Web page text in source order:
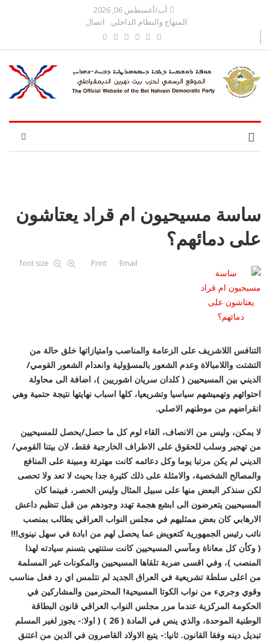
آب/أغسطس 06, 2026
المنهاج والنظام الداخلي
اتصال
ساسة مسيحيون ام قراد يعتاشون
على دمائهم؟
font size Print Email
التنافس اللاشريف على الزعامة والمناصب وامتيازاتها خلق حالة من
التشتت واللامبالاة وعدم الشعور بالمسؤولية وانعدام الشعور القومي/
الديني بين المسيحيين ( كلدان سريان اشوريين )، اضافة الى محاولة
احتوائهم وتهميشهم سياسيا وتشريعيا، كلها اسباب نهايتها نتيجة حتمية وهي
انقراضهم من موطنهم الاصلي.
لا يمكن، وليس من الانصاف، القاء لوم كل ما حصل/يحصل للمسيحيين
من تهجير وسلب للحقوق على الاطراف الخارجية فقط، لان بيتنا القومي/
الديني لم يكن مرتبا يوما وكل دعائمه كانت مهترئة ومبينة على المنافع
والمصالح الشخصية، والامثلة على ذلك كثيرة جدا بحيث لا تعد ولا تحصى
لكن سنذكر البعض منها على سبيل المثال وليس الحصر، فبينما كان
المسيحيين يتعرضون الى ابشع هجمة تهدد وجودهم من قبل تنظيم داعش
الارهابي كان بعض ممثليهم في مجلس النواب العراقي يطالب بمنصب
نائب رئيس الجمهورية كتعويض عما يحصل لهم من ابادة في سهل نينوى!!!
( وكأن كل معاناة ومآسي المسيحيين كانت ستنتهي بتسنم سيادته لهذا
المنصب )، وفي اقسى ضربة تلقاها المسيحيين والمكونات غير المسلمة
من اعلى سلطة تشريعية في العراق الجديد لم نتلمس اي رد فعل مناسب
وقوي وجريء من نواب الكوتا المسيحية! المحترمين والمشاركين في
الحكومة المركزية عندما مرر مجلس النواب العراقي قانون البطاقة
الوطنية الموحدة، والذي ينص في المادة ( 26 ) ( اولا:- يجوز لغير المسلم
تبديل دينه وفقا القانون. ثانيا:- يتبع الاولاد القاصرون في الدين من اعتنق